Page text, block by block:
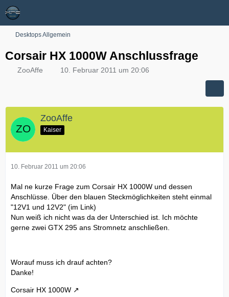
Desktops Allgemein
Corsair HX 1000W Anschlussfrage
ZooAffe 10. Februar 2011 um 20:06
ZooAffe
Kaiser
10. Februar 2011 um 20:06
Mal ne kurze Frage zum Corsair HX 1000W und dessen
Anschlüsse. Über den blauen Steckmöglichkeiten steht einmal
"12V1 und 12V2" (im Link)
Nun weiß ich nicht was da der Unterschied ist. Ich möchte
gerne zwei GTX 295 ans Stromnetz anschließen.
Worauf muss ich drauf achten?
Danke!
Corsair HX 1000W